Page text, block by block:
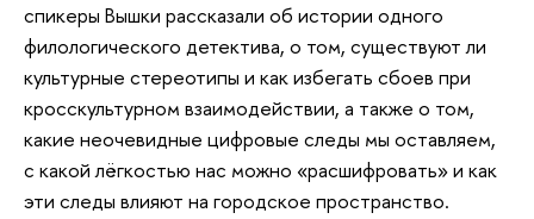
спикеры Вышки рассказали об истории одного
филологического детектива, о том, существуют ли
культурные стереотипы и как избегать сбоев при
кросскультурном взаимодействии, а также о том,
какие неочевидные цифровые следы мы оставляем,
с какой лёгкостью нас можно «расшифровать» и как
эти следы влияют на городское пространство.